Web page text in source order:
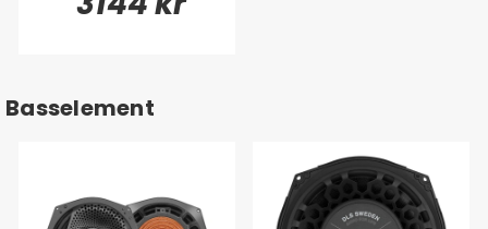
Basselement